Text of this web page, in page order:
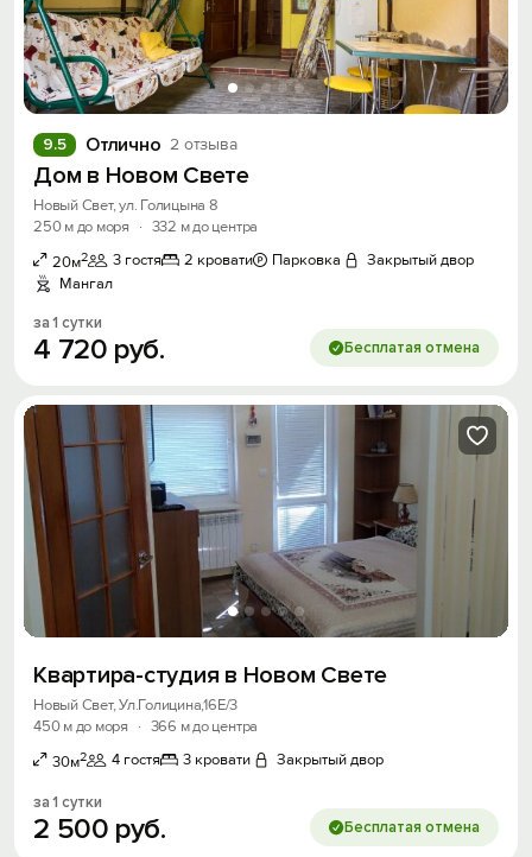
Отлично 2 отзыва
9.5
Дом в Новом Свете
Новый Свет, ул. Голицына 8
250 м до моря
· 332 м до центра
20м2 3 гостя 2 кровати Парковка
Закрытый двор
Мангал
за 1 сутки
4 720 руб. Бесплатая отмена
Квартира-студия в Новом Свете
Новый Свет, Ул.Голицина,16Е/3
450 м до моря
· 366 м до центра
30м2 4 гостя 3 кровати Закрытый двор
за 1 сутки
2 500 руб. Бесплатая отмена